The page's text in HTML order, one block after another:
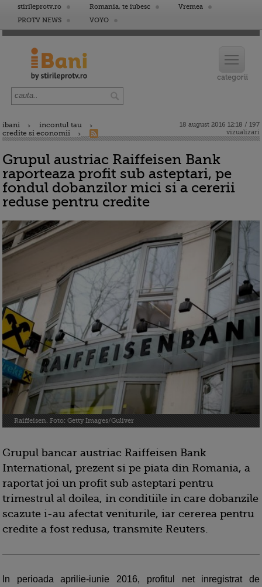
stirileprotv.ro Romania, te iubesc
Vremea
PROTV NEWS
VOYO
ibani
incontul tau
credite si economii
18 august 2016 12:18 / 197
vizualizari
Grupul austriac Raiffeisen Bank
raporteaza profit sub asteptari, pe
fondul dobanzilor mici si a cererii
reduse pentru credite
Raiffeisen. Foto: Getty Images/Guliver
Grupul bancar austriac Raiffeisen Bank
International, prezent si pe piata din Romania, a
raportat joi un profit sub asteptari pentru
trimestrul al doilea, in conditiile in care dobanzile
scazute i-au afectat veniturile, iar cererea pentru
credite a fost redusa, transmite Reuters.
In perioada aprilie-iunie 2016, profitul net inregistrat de